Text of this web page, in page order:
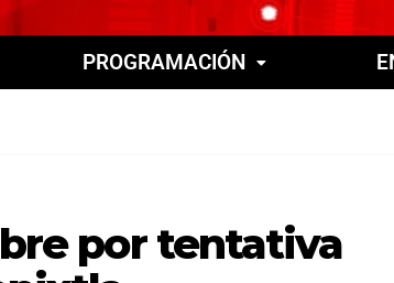
PROGRAMACIÓN
por tentativa